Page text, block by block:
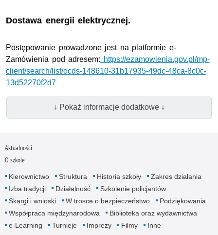
Dostawa energii elektrycznej.
Postępowanie prowadzone jest na platformie e-
Zamówienia pod adresem: https://ezamowienia.gov.pl/mp-
client/search/list/ocds-148610-31b17935-49dc-48ca-8c0c-
13d52270f2d7
↓ Pokaż informacje dodatkowe ↓
Aktualności
O szkole
Kierownictwo Struktura Historia szkoły
Zakres działania
Izba tradycji
Działalność
Szkolenie policjantów
Skargi i wnioski
W trosce o bezpieczeństwo
Podziękowania
Współpraca międzynarodowa
Biblioteka oraz wydawnictwa
e-Learning
Turnieje Imprezy Filmy Inne